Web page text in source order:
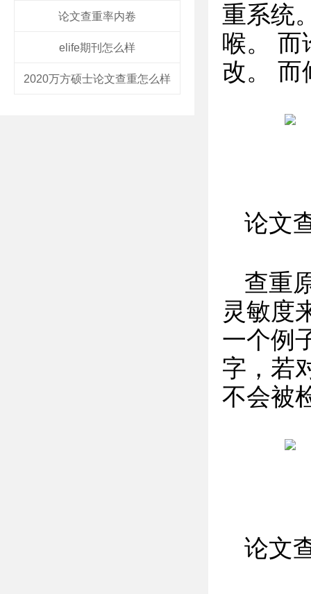
论文查重率内卷
elife期刊怎么样
2020万方硕士论文查重怎么样
重系统
喉。 而
改。 而
论文
查重
灵敏度
一个例
字，若
不会被
论文